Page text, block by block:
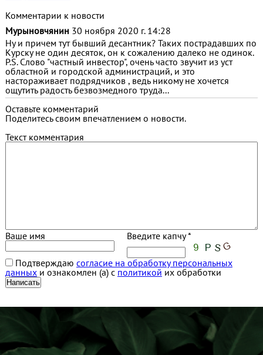
Комментарии к новости
Мурыновчянин 30 ноября 2020 г. 14:28
Ну и причем тут бывший десантник? Таких пострадавших по
Курску не один десяток, он к сожалению далеко не одинок.
P.S. Слово "частный инвестор", очень часто звучит из уст
областной и городской администраций, и это
настораживает подрядчиков , ведь никому не хочется
ощутить радость безвозмедного труда...
Оставьте комментарий
Поделитесь своим впечатлением о новости.
Текст комментария
Ваше имя Введите капчу *
Подтверждаю согласие на обработку персональных
данныхи ознакомлен (а) с политикой их обработки